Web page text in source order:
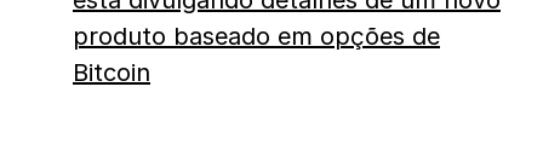
produto baseado em opções de
Bitcoin